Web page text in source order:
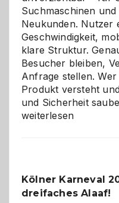
Suchmaschinen
Neukunden. Nutzer
Geschwindigkeit,
klare Struktur.
Besucher bleiben,
Anfrage stellen. Wer
Produkt versteht
und Sicherheit
weiterlesen
Kölner Karneval
dreifaches Alaaf!